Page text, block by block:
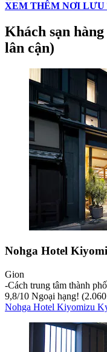
XEM THÊM NƠI LƯU
Khách sạn
lân cận)
Nohga Hotel
Gion
‐Cách trung tâm thành
9,8/10 Ngoại hạng!
Nohga Hotel Kiyomizu